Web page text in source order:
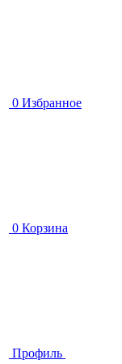
0 Избранное
0 Корзина
Профиль